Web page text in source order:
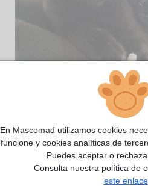
En Mascomad utilizamos cookies
funcione y cookies analíticas de
Puedes aceptar o
Consulta nuestra política de
este enlace